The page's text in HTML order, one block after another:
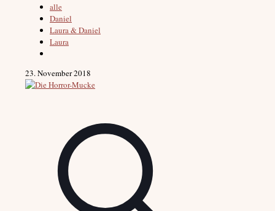
alle
Daniel
Laura & Daniel
Laura
23. November 2018